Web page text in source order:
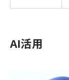
AI活用